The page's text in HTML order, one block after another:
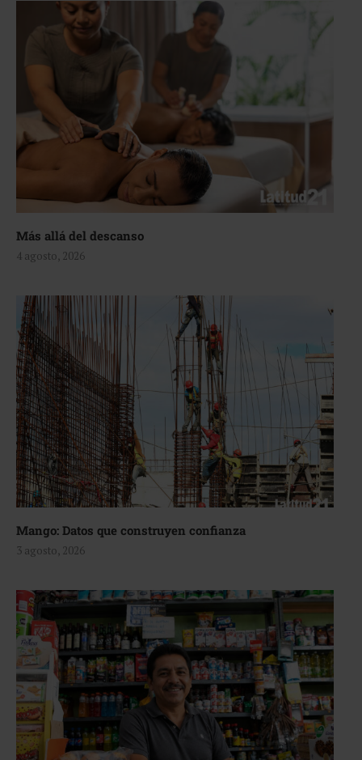
Más allá del descanso
4 agosto, 2026
Mango: Datos que construyen confianza
3 agosto, 2026